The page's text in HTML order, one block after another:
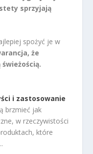
sprzyjają
spożyć je w
że
i zastosowanie
brzmieć jak
w rzeczywistości
które